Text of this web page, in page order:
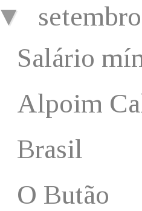
▼
Salário
Alpoim
Brasil
O Butão